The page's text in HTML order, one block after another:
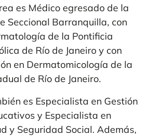
es Médico egresado de la
Seccional Barranquilla, con
de la Pontificia
de Río de Janeiro y con
en Dermatomicología de la
de Río de Janeiro.
es Especialista en Gestión
y Especialista en
y Seguridad Social. Además,